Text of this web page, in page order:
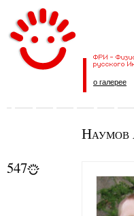
о галерее
Наумов
547